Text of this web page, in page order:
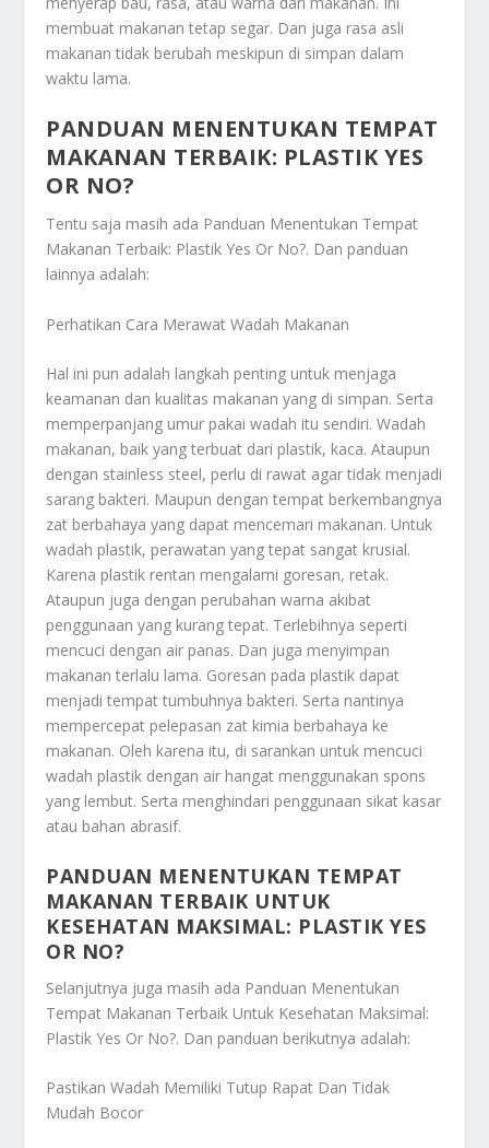
membuat makanan tetap segar. Dan juga rasa asli
makanan tidak berubah meskipun di simpan dalam
waktu lama.
PANDUAN MENENTUKAN TEMPAT
MAKANAN TERBAIK: PLASTIK YES
OR NO?
Tentu saja masih ada Panduan Menentukan Tempat
Makanan Terbaik: Plastik Yes Or No?. Dan panduan
lainnya adalah:
Perhatikan Cara Merawat Wadah Makanan
Hal ini pun adalah langkah penting untuk menjaga
keamanan dan kualitas makanan yang di simpan. Serta
memperpanjang umur pakai wadah itu sendiri. Wadah
makanan, baik yang terbuat dari plastik, kaca. Ataupun
dengan stainless steel, perlu di rawat agar tidak menjadi
sarang bakteri. Maupun dengan tempat berkembangnya
zat berbahaya yang dapat mencemari makanan. Untuk
wadah plastik, perawatan yang tepat sangat krusial.
Karena plastik rentan mengalami goresan, retak.
Ataupun juga dengan perubahan warna akibat
penggunaan yang kurang tepat. Terlebihnya seperti
mencuci dengan air panas. Dan juga menyimpan
makanan terlalu lama. Goresan pada plastik dapat
menjadi tempat tumbuhnya bakteri. Serta nantinya
mempercepat pelepasan zat kimia berbahaya ke
makanan. Oleh karena itu, di sarankan untuk mencuci
wadah plastik dengan air hangat menggunakan spons
yang lembut. Serta menghindari penggunaan sikat kasar
atau bahan abrasif.
PANDUAN MENENTUKAN TEMPAT
MAKANAN TERBAIK UNTUK
KESEHATAN MAKSIMAL: PLASTIK YES
OR NO?
Selanjutnya juga masih ada Panduan Menentukan
Tempat Makanan Terbaik Untuk Kesehatan Maksimal:
Plastik Yes Or No?. Dan panduan berikutnya adalah:
Pastikan Wadah Memiliki Tutup Rapat Dan Tidak
Mudah Bocor